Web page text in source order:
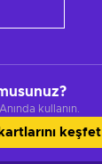
kullanın.
keşfet